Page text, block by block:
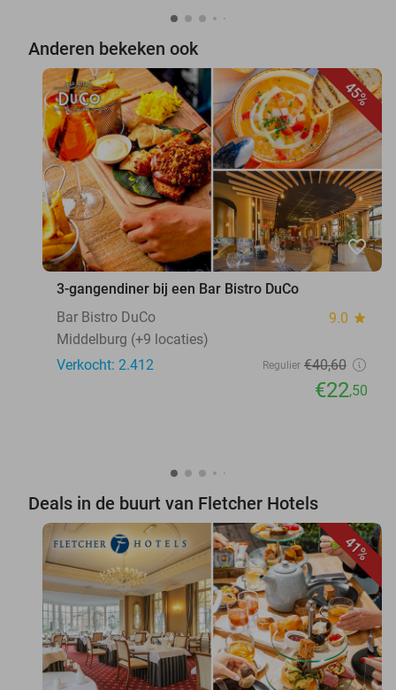
Anderen bekeken ook
45%
favorite_border
3-gangendiner bij een Bar Bistro DuCo
Bar Bistro DuCo
9.0 star
Middelburg (+9 locaties)
Verkocht: 2.412
Regulier €40,60
€22,50
Deals in de buurt van Fletcher Hotels
41%